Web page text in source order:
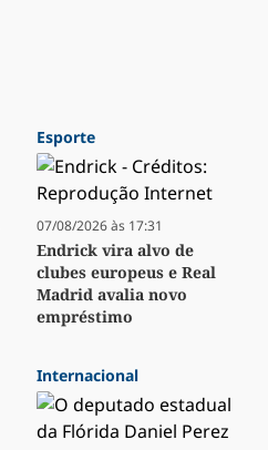
Esporte
07/08/2026 às 17:31
Endrick vira alvo de
clubes europeus e Real
Madrid avalia novo
empréstimo
Internacional